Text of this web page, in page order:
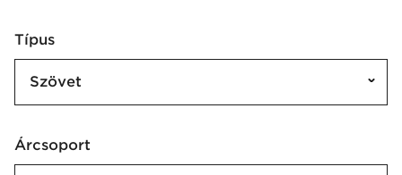
Típus
Szövet
Árcsoport